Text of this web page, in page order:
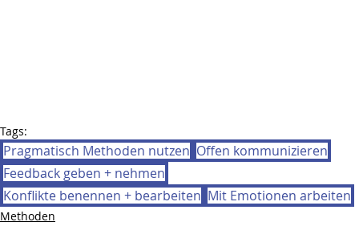
Tags:
Pragmatisch Methoden nutzen Offen kommunizieren
Feedback geben + nehmen
Konflikte benennen + bearbeiten Mit Emotionen arbeiten
Methoden